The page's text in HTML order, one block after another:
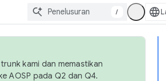
/
kami dan memastikan
AOSP pada Q2 dan Q4.